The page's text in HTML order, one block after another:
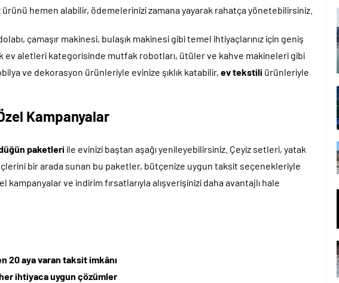
hemen alabilir, ödemelerinizi zamana yayarak rahatça yönetebilirsiniz.
çamaşır makinesi, bulaşık makinesi gibi temel ihtiyaçlarınız için geniş
ev aletleri kategorisinde mutfak robotları, ütüler ve kahve makineleri gibi
ve dekorasyon ürünleriyle evinize şıklık katabilir, ev tekstili ürünleriyle
Kampanyalar
paketleri ile evinizi baştan aşağı yenileyebilirsiniz. Çeyiz setleri, yatak
bir arada sunan bu paketler, bütçenize uygun taksit seçenekleriyle
kampanyalar ve indirim fırsatlarıyla alışverişinizi daha avantajlı hale
20 aya varan taksit imkânı
ihtiyaca uygun çözümler